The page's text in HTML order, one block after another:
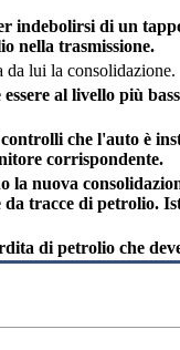
indebolirsi di un
nella trasmissione.
da lui la consolidazione.
al livello più
che l'auto è
corrispondente.
la nuova
tracce di petrolio.
di petrolio che